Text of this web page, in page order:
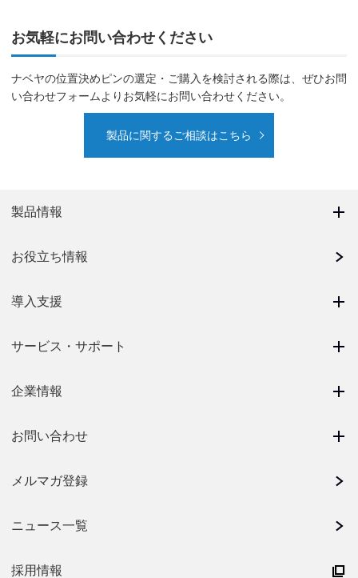
お気軽にお問い合わせください
ナベヤの位置決めピンの選定・ご購入を検討される際は、ぜひお問
い合わせフォームよりお気軽にお問い合わせください。
製品に関するご相談はこちら
製品情報
お役立ち情報
導入支援
サービス・サポート
企業情報
お問い合わせ
メルマガ登録
ニュース一覧
採用情報